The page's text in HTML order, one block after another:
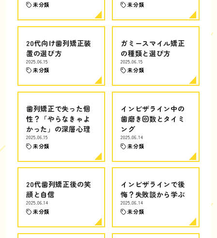
未分類 未分類
20代向け歯列矯正装
置の選び方
2025.06.15
未分類
ガミースマイル矯正
の種類と選び方
2025.06.15
未分類
歯列矯正で失った個
性？「やらなきゃよ
かった」の深層心理
2025.06.15
未分類
インビザライン中の
歯磨き回数とタイミ
ング
2025.06.14
未分類
20代歯列矯正後の笑
顔と自信
2025.06.14
未分類
インビザラインで後
悔？失敗談から学ぶ
2025.06.14
未分類